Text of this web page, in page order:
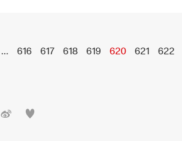
... 616 617 618 619 620 621 622
 